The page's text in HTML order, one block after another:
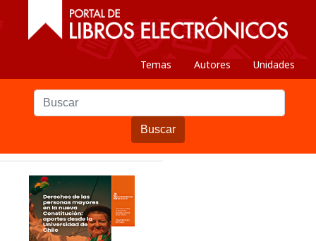
Temas Autores Unidades
Buscar